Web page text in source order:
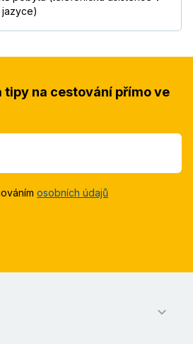
tipy na cestování přímo ve
osobních údajů